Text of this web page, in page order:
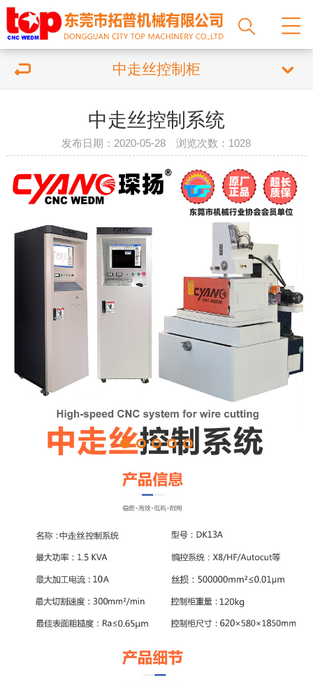
中走丝控制柜
中走丝控制系统
发布日期：2020-05-28 浏览次数： 1028